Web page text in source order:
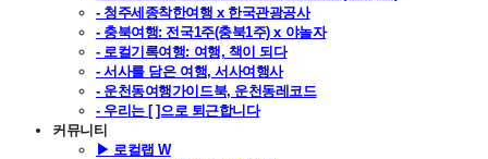
- 청주세종착한여행 x 한국관광공사
- 충북여행: 전국1주(충북1주) x 야놀자
- 로컬기록여행: 여행, 책이 되다
- 서사를 담은 여행, 서사여행사
- 운천동여행가이드북, 운천동레코드
- 우리는 [ ]으로 퇴근합니다
커뮤니티
▶ 로컬랩 W